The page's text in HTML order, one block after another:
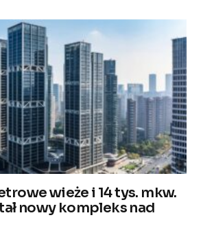
wieże i 14 tys. mkw.
nowy kompleks nad